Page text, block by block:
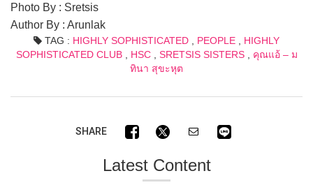
Photo By : Sretsis
Author By : Arunlak
TAG : HIGHLY SOPHISTICATED PEOPLE
HIGHLY
SOPHISTICATED CLUB, HSC, SRETSIS SISTERS, คุณแอ้ – ม
ทินา สุขะหุต
SHARE
Latest Content